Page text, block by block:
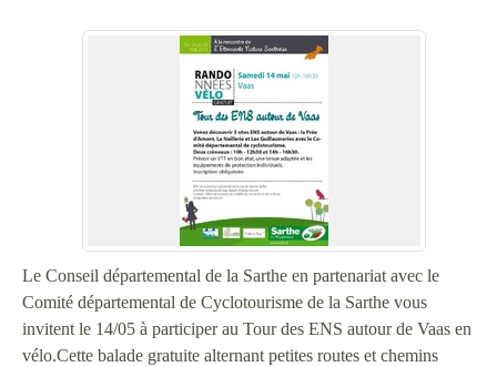
Le Conseil départemental de la Sarthe en partenariat avec le
Comité départemental de Cyclotourisme de la Sarthe vous
invitent le 14/05 à participer au Tour des ENS autour de Vaas en
vélo.Cette balade gratuite alternant petites routes et chemins